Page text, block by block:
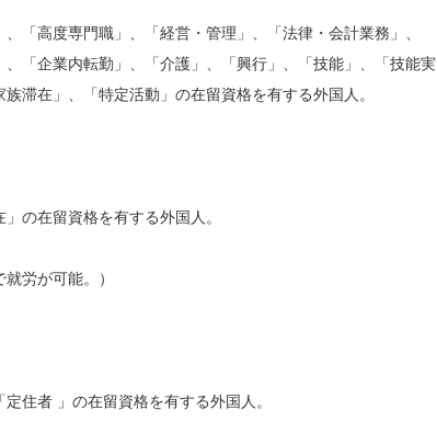
「高度専門職」、「経営・管理」、「法律・会計業務」、
「企業内転勤」、「介護」、「興行」、「技能」、「技能実
滞在」、「特定活動」の在留資格を有する外国人。
の在留資格を有する外国人。
労が可能。）
住者 」の在留資格を有する外国人。